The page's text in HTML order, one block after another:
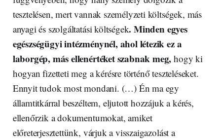
tesztelésen, mert vannak személyzeti költségek, más
anyagi és szolgáltatási költségek. Minden egyes
egészségügyi intézménynél, ahol létezik ez a
laborgép, más ellenértéket szabnak meg, hogy ki
hogyan fizetteti meg a kérésre történő teszteléseket.
Ennyit tudok most mondani. (…) Én ma egy
államtitkárral beszéltem, eljutott hozzájuk a kérés,
ellenőrzik a dokumentumokat, amiket
előreterjesztettünk, várjuk a visszaigazolást a